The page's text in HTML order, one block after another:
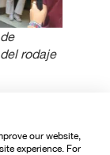
rodaje
our website,
experience. For